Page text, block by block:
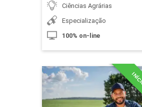
10h
Ciências Agrárias
Especialização
100% on-line
Produção e